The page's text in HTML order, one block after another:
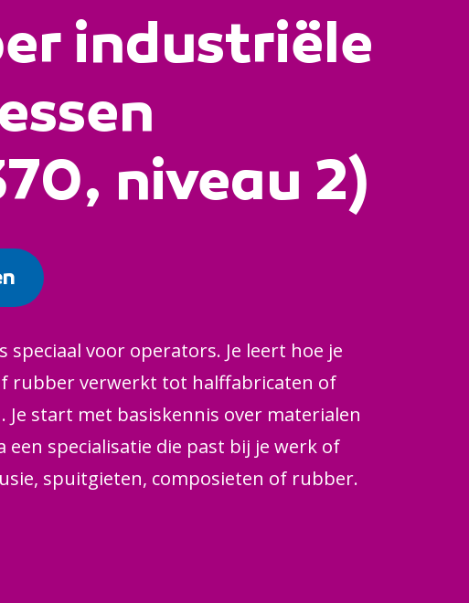
industriële
niveau 2)
speciaal voor operators. Je leert hoe je
rubber verwerkt tot halffabricaten of
Je start met basiskennis over materialen
een specialisatie die past bij je werk of
spuitgieten, composieten of rubber.